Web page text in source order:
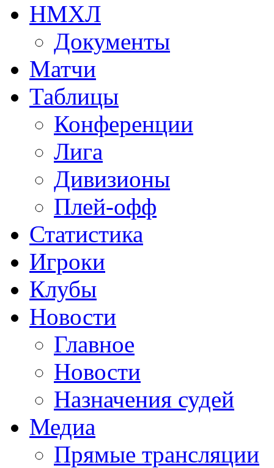
НМХЛ
Документы
Матчи
Таблицы
Конференции
Лига
Дивизионы
Плей-офф
Статистика
Игроки
Клубы
Новости
Главное
Новости
Назначения судей
Медиа
Прямые трансляции